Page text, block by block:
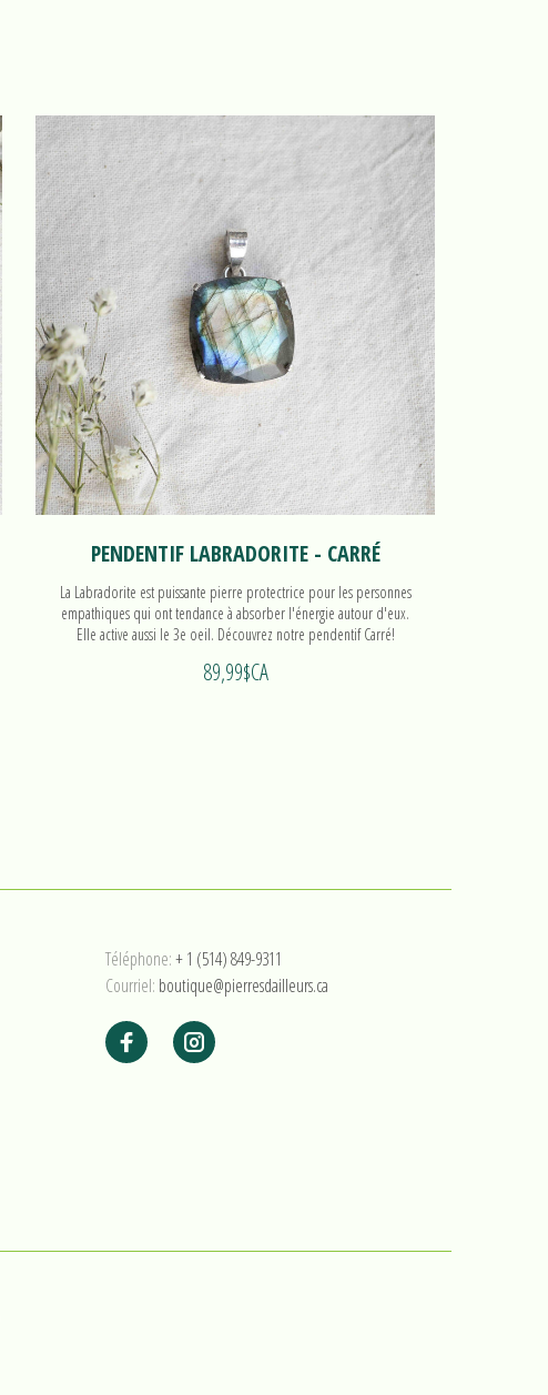
PENDENTIF LABRADORITE - CARRÉ
La Labradorite est puissante pierre protectrice pour les personnes
empathiques qui ont tendance à absorber l'énergie autour d'eux.
Elle active aussi le 3e oeil. Découvrez notre pendentif Carré!
89,99$CA
Téléphone:+ 1 (514) 849-9311
Courriel: boutique@pierresdailleurs.ca